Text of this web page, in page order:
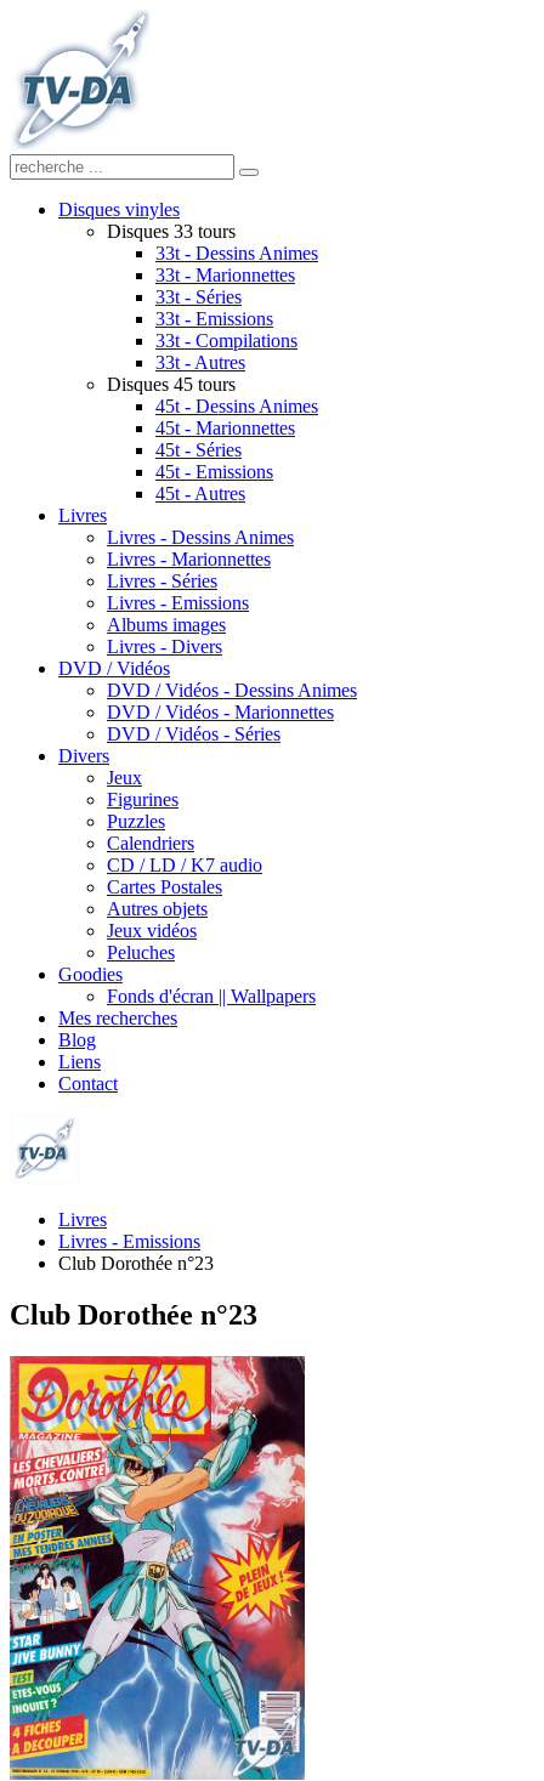
Disques vinyles
Disques 33 tours
33t - Dessins Animes
33t - Marionnettes
33t - Séries
33t - Emissions
33t - Compilations
33t - Autres
Disques 45 tours
45t - Dessins Animes
45t - Marionnettes
45t - Séries
45t - Emissions
45t - Autres
Livres
Livres - Dessins Animes
Livres - Marionnettes
Livres - Séries
Livres - Emissions
Albums images
Livres - Divers
DVD / Vidéos
DVD / Vidéos - Dessins Animes
DVD / Vidéos - Marionnettes
DVD / Vidéos - Séries
Divers
Jeux
Figurines
Puzzles
Calendriers
CD / LD / K7 audio
Cartes Postales
Autres objets
Jeux vidéos
Peluches
Goodies
Fonds d'écran || Wallpapers
Mes recherches
Blog
Liens
Contact
Livres
Livres - Emissions
Club Dorothée n°23
Club Dorothée n°23